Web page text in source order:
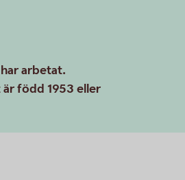
arbetat.
född 1953 eller